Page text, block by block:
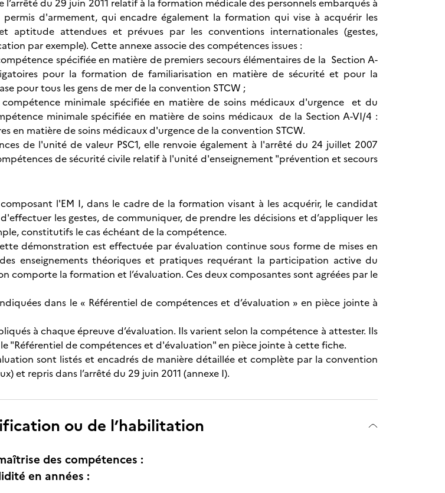
l’arrêté du 29 juin 2011 relatif à la formation médicale des personnels embarqués à
d'armement, qui encadre également la formation qui vise à acquérir les
aptitude attendues et prévues par les conventions internationales (gestes,
par exemple). Cette annexe associe des compétences issues :
spécifiée en matière de premiers secours élémentaires de la Section A-
pour la formation de familiarisation en matière de sécurité et pour la
pour tous les gens de mer de la convention STCW ;
minimale spécifiée en matière de soins médicaux d'urgence et du
minimale spécifiée en matière de soins médicaux de la Section A-VI/4 :
en matière de soins médicaux d'urgence de la convention STCW.
de l'unité de valeur PSC1, elle renvoie également à l'arrêté du 24 juillet 2007
de sécurité civile relatif à l'unité d'enseignement "prévention et secours
l'EM I, dans le cadre de la formation visant à les acquérir, le candidat
les gestes, de communiquer, de prendre les décisions et d’appliquer les
constitutifs le cas échéant de la compétence.
démonstration est effectuée par évaluation continue sous forme de mises en
enseignements théoriques et pratiques requérant la participation active du
comporte la formation et l’évaluation. Ces deux composantes sont agréées par le
dans le « Référentiel de compétences et d’évaluation » en pièce jointe à
à chaque épreuve d’évaluation. Ils varient selon la compétence à attester. Ils
"Référentiel de compétences et d'évaluation" en pièce jointe à cette fiche.
sont listés et encadrés de manière détaillée et complète par la convention
et repris dans l’arrêté du 29 juin 2011 (annexe I).
ou de l’habilitation
des compétences :
en années :